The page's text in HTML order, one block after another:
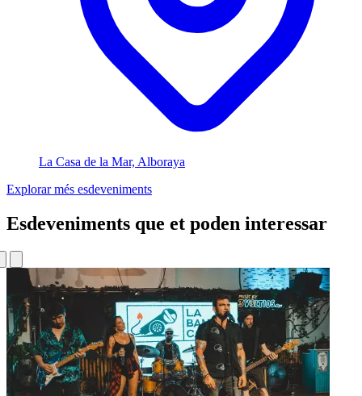
La Casa de la Mar, Alboraya
Explorar més esdeveniments
Esdeveniments que et poden interessar